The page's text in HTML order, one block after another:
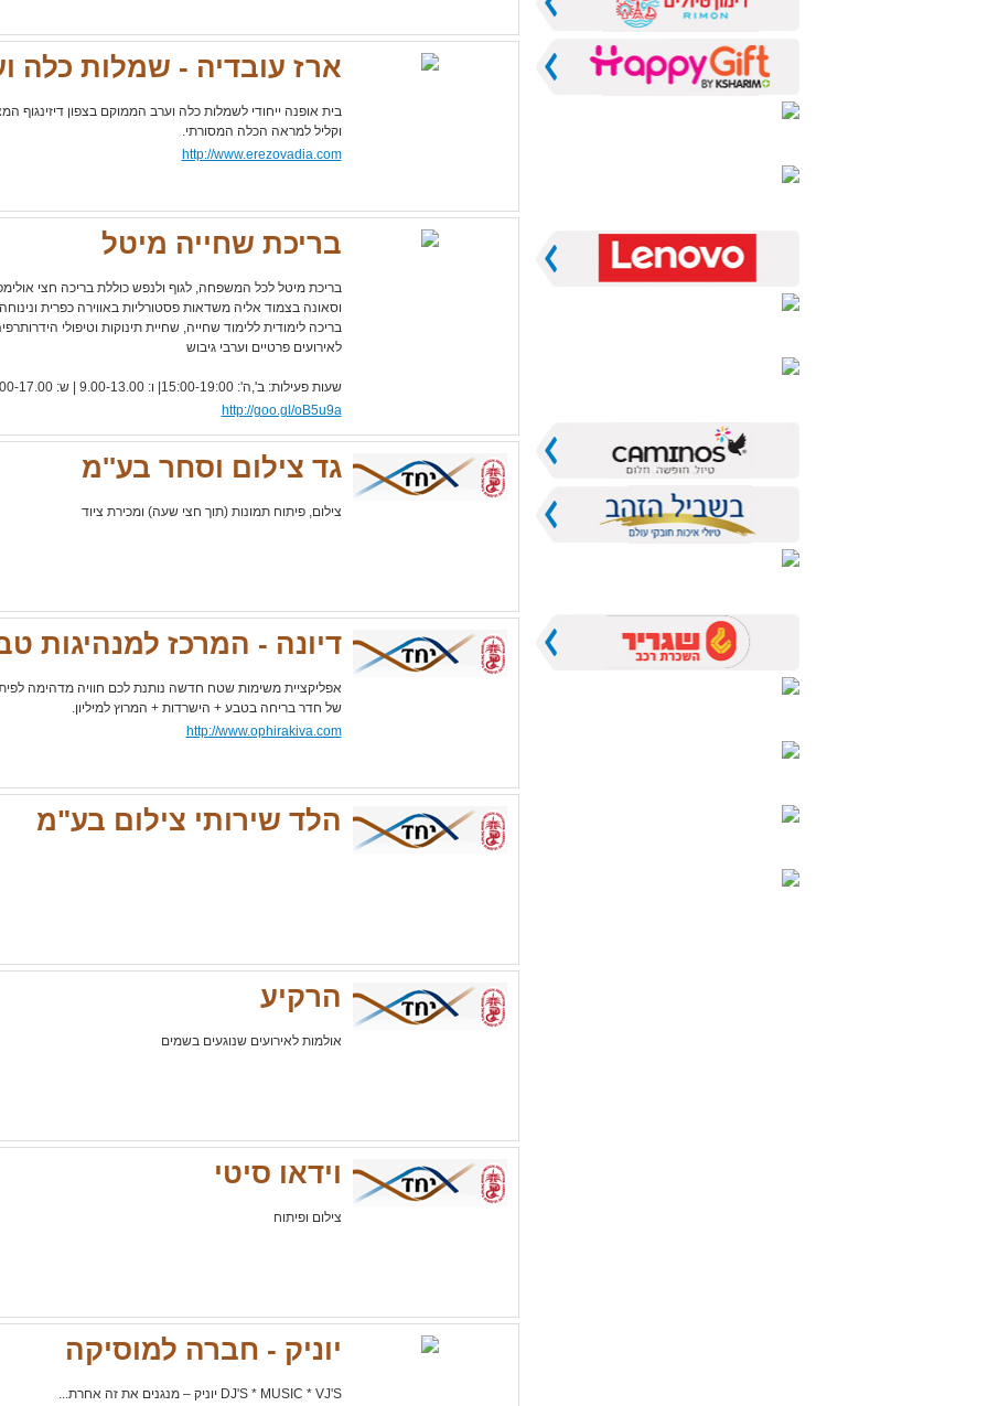
ארז עובדיה - שמלות כלה
בית אופנה ייחודי לשמלות כלה וערב הממוקם בצפון דיזינגוף
וקליל למראה הכלה המסורתי.
http://www.erezovadia.com
בריכת שחייה מיטל
בריכת מיטל לכל המשפחה, לגוף ולנפש כוללת בריכה חצי
וסאונה בצמוד אליה משדאות פסטורליות באווירה כפרית
בריכה לימודית ללימוד שחייה, שחיית תינוקות וטיפולי
לאירועים פרטיים וערבי גיבוש
שעות פעילות: ב',ה': 15:00-19:00| ו: 9.00-13.00 | ש: 9.00-17.00
http://goo.gl/oB5u9a
גד צילום וסחר בע''מ
צילום, פיתוח תמונות (תוך חצי שעה) ומכירת ציוד
דיונה - המרכז למנהיגות
אפליקציית משימות שטח חדשה נותנת לכם חוויה מדהימה
של חדר בריחה בטבע + הישרדות + המרוץ למיליון.
http://www.ophirakiva.com
הלד שירותי צילום בע"מ
הרקיע
אולמות לאירועים שנוגעים בשמים
וידאו סיטי
צילום ופיתוח
יוניק - חברה למוסיקה
DJ'S * MUSIC * VJ'S יוניק – מנגנים את זה אחרת...